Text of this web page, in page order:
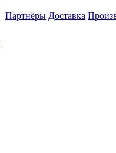
Партнёры Доставка